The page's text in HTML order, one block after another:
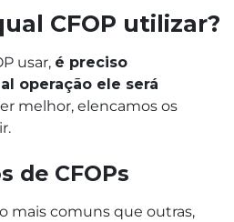
CFOP utilizar?
usar, é preciso
operação ele será
melhor, elencamos os
de CFOPs
mais comuns que outras,